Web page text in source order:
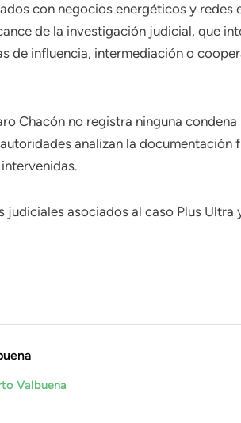
con negocios energéticos y redes
de la investigación judicial, que
de influencia, intermediación o
Chacón no registra ninguna condena
analizan la documentación
judiciales asociados al caso Plus
Valbuena